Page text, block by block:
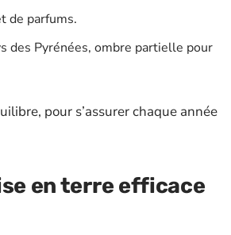
de parfums.
des Pyrénées, ombre partielle pour
pour s’assurer chaque année
en terre efficace